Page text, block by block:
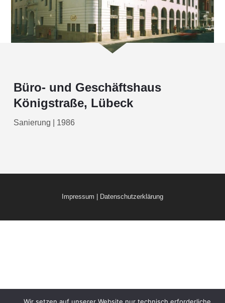
Büro- und Geschäftshaus
Königstraße, Lübeck
Sanierung | 1986
Impressum Datenschutzerklärung